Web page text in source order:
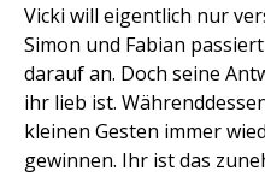
Vicki will eigentlich nur
Simon und Fabian
darauf an. Doch seine
ihr lieb ist.
kleinen Gesten immer
gewinnen. Ihr ist das